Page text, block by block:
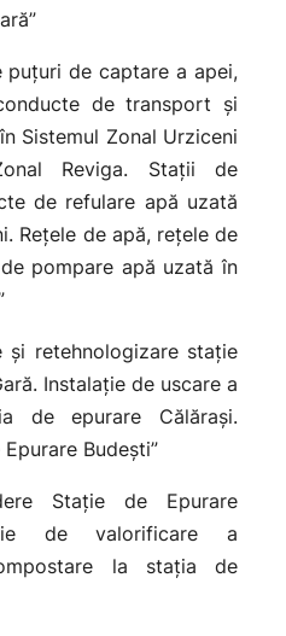
puțuri de captare a apei,
de transport și
Sistemul Zonal Urziceni
Reviga. Stații de
de refulare apă uzată
Rețele de apă, rețele de
pompare apă uzată în
și retehnologizare stație
Instalație de uscare a
de epurare Călărași.
Budești”
Stație de Epurare
de valorificare a
la stația de